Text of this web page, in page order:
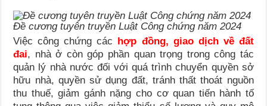
Đề cương tuyên truyền Luật Công chứng năm 2024
Việc công chứng các
hợp đồng, giao dịch về đất
đai, nhà ở còn góp phần quan trọng trong công tác
quản lý nhà nước đối với quá trình chuyển quyền sở
hữu nhà, quyền sử dụng đất, tránh thất thoát nguồn
thu thuế, giảm gánh nặng cho cơ quan tiến hành tố